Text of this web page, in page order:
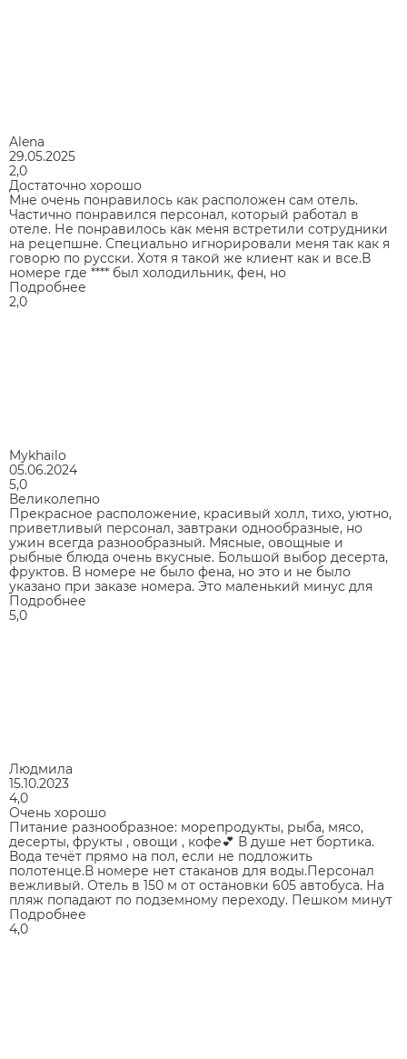
Alena
29.05.2025
2,0
Достаточно хорошо
Мне очень понравилось как расположен сам отель.
Частично понравился персонал, который работал в
отеле. Не понравилось как меня встретили сотрудники
на рецепшне. Специально игнорировали меня так как я
говорю по русски. Хотя я такой же клиент как и все.В
номере где **** был холодильник, фен, но
Подробнее
2,0
Mykhailo
05.06.2024
5,0
Великолепно
Прекрасное расположение, красивый холл, тихо, уютно,
приветливый персонал, завтраки однообразные, но
ужин всегда разнообразный. Мясные, овощные и
рыбные блюда очень вкусные. Большой выбор десерта,
фруктов. В номере не было фена, но это и не было
указано при заказе номера. Это маленький минус для
Подробнее
5,0
Людмила
15.10.2023
4,0
Очень хорошо
Питание разнообразное: морепродукты, рыба, мясо,
десерты, фрукты , овощи , кофе💕 В душе нет бортика.
Вода течёт прямо на пол, если не подложить
полотенце.В номере нет стаканов для воды.Персонал
вежливый. Отель в 150 м от остановки 605 автобуса. На
пляж попадают по подземному переходу. Пешком минут
Подробнее
4,0